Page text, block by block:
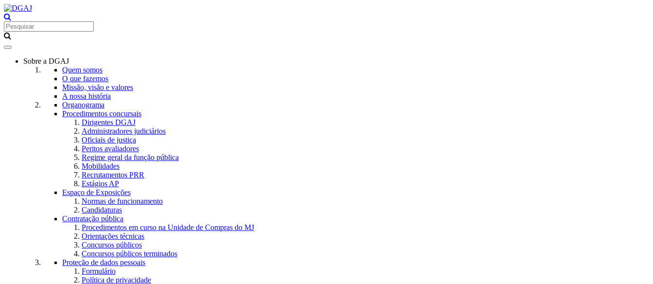
Toggle
navigationSobre a DGAJ
Quem somos
O que fazemos
Missão, visão e valores
A nossa história
Organograma
Procedimentos concursais
Dirigentes DGAJ
Administradores judiciários
Oficiais de justiça
Peritos avaliadores
Regime geral da função pública
Mobilidades
Recrutamentos PRR
Estágios AP
Espaço de Exposições
Normas de funcionamento
Candidaturas
Contratação pública
Procedimentos em curso na Unidade de Compras do MJ
Orientações técnicas
Concursos públicos
Concursos públicos terminados
Proteção de dados pessoais
Formulário
Política de privacidade